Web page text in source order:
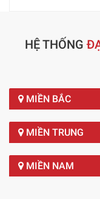
HỆ THỐNG
MIỀN BẮC
MIỀN TRUNG
MIỀN NAM